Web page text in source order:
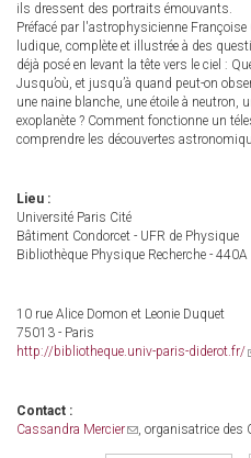
ils dressent des portraits émouvants.
Préfacé par l'astrophysicienne
ludique, complète et illustrée à des
déjà posé en levant la tête vers le ciel :
Jusqu’où, et jusqu’à quand peut-on
une naine blanche, une étoile à neutron,
exoplanète ? Comment fonctionne un
comprendre les découvertes
Lieu :
Université Paris Cité
Bâtiment Condorcet - UFR de Physique
Bibliothèque Physique Recherche - 440A
10 rue Alice Domon et Leonie Duquet
75013 - Paris
http://bibliotheque.univ-paris-diderot.fr/
Contact :
Cassandra Mercier(link, organisatrice des